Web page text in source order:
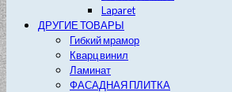
Laparet
ДРУГИЕ ТОВАРЫ
Гибкий мрамор
Кварц винил
Ламинат
ФАСАДНАЯ ПЛИТКА